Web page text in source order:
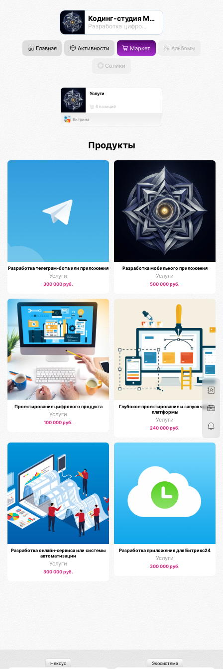
Кодинг-студия Магнатор
Разработка цифровых продуктов
Главная Активности Маркет Альбомы
Солики
Услуги
6 позиций
Витрина
Продукты
Разработка телеграм-бота или приложения
Услуги
300 000 руб.
Разработка мобильного приложения
Услуги
500 000 руб.
Проектирование цифрового продукта
Услуги
100 000 руб.
Глубокое проектирование и запуск ядра
платформы
Услуги
240 000 руб.
Разработка онлайн-сервиса или системы
автоматизации
Услуги
300 000 руб.
Разработка приложения для Битрикс24
Услуги
300 000 руб.
Нексус Экосистема